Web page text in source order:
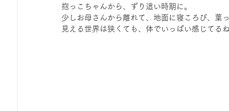
抱っこちゃんから、ずり這い時期に。
少しお母さんから離れて、地面に寝ころび、葉
見える世界は狭くても、体でいっぱい感じてる